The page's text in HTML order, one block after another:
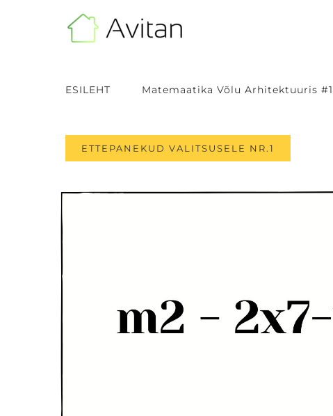
ESILEHT Matemaatika Võlu Arhitektuuris #1
ETTEPANEKUD VALITSUSELE NR.1